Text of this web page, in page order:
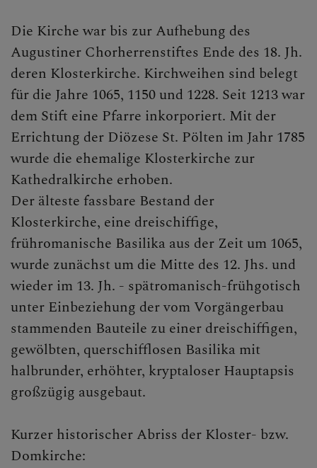
KONTAKT
KINDER UND FAMILIEN
SAKRAMENTE
PFARRLICHE GRUPPEN
DOM AKTUELL
GLAUBENSVERTIEFUNG
DOMKIRCHE
Die Kirche war bis zur Aufhebung des
Augustiner Chorherrenstiftes Ende des 18. Jh.
deren Klosterkirche. Kirchweihen sind belegt
für die Jahre 1065, 1150 und 1228. Seit 1213 war
dem Stift eine Pfarre inkorporiert. Mit der
Errichtung der Diözese St. Pölten im Jahr 1785
wurde die ehemalige Klosterkirche zur
Kathedralkirche erhoben.
Der älteste fassbare Bestand der
Klosterkirche, eine dreischiffige,
frühromanische Basilika aus der Zeit um 1065,
wurde zunächst um die Mitte des 12. Jhs. und
wieder im 13. Jh. - spätromanisch-frühgotisch
unter Einbeziehung der vom Vorgängerbau
stammenden Bauteile zu einer dreischiffigen,
gewölbten, querschifflosen Basilika mit
halbrunder, erhöhter, kryptaloser Hauptapsis
großzügig ausgebaut.
Kurzer historischer Abriss der Kloster- bzw.
Domkirche: